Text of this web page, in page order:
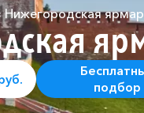
Нижегородская
подбор